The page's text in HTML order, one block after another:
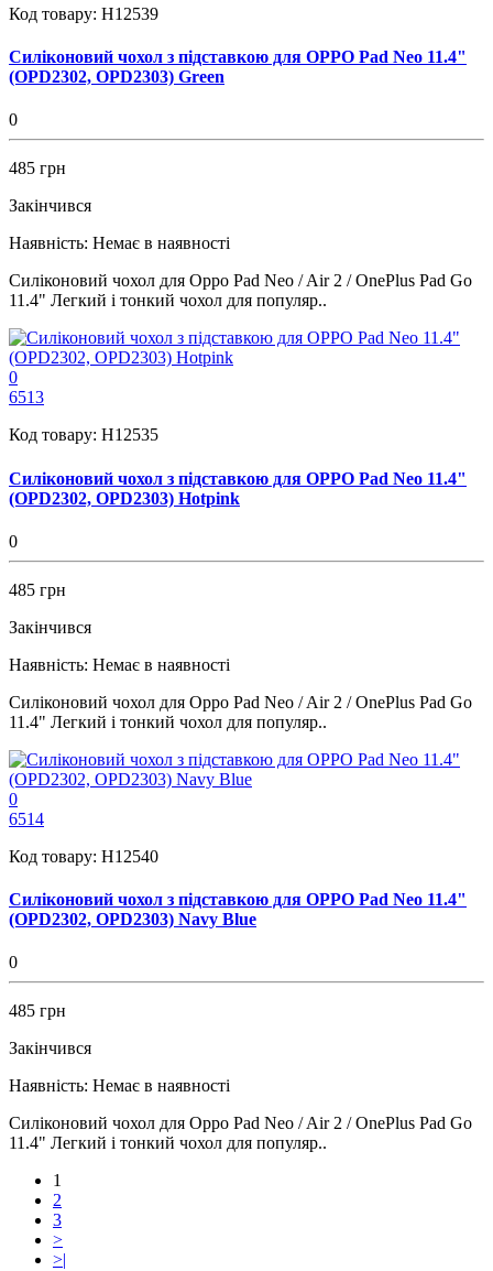
Код товару: H12539
Силіконовий чохол з підставкою для OPPO Pad Neo 11.4"
(OPD2302, OPD2303) Green
0
485 грн
Закінчився
Наявність: Немає в наявності
Силіконовий чохол для Oppo Pad Neo / Air 2 / OnePlus Pad Go
11.4" Легкий і тонкий чохол для популяр..
0
6513
Код товару: H12535
Силіконовий чохол з підставкою для OPPO Pad Neo 11.4"
(OPD2302, OPD2303) Hotpink
0
485 грн
Закінчився
Наявність: Немає в наявності
Силіконовий чохол для Oppo Pad Neo / Air 2 / OnePlus Pad Go
11.4" Легкий і тонкий чохол для популяр..
0
6514
Код товару: H12540
Силіконовий чохол з підставкою для OPPO Pad Neo 11.4"
(OPD2302, OPD2303) Navy Blue
0
485 грн
Закінчився
Наявність: Немає в наявності
Силіконовий чохол для Oppo Pad Neo / Air 2 / OnePlus Pad Go
11.4" Легкий і тонкий чохол для популяр..
1
2
3
>
>|